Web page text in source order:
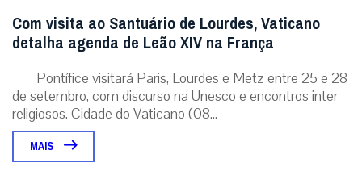
Com visita ao Santuário de Lourdes, Vaticano
detalha agenda de Leão XIV na França
Pontífice visitará Paris, Lourdes e Metz entre 25 e 28
de setembro, com discurso na Unesco e encontros inter-
religiosos. Cidade do Vaticano (08...
MAIS